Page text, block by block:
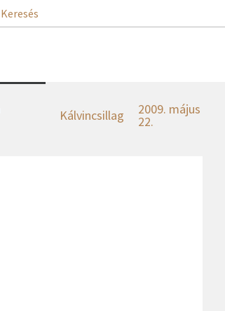
Keresés
Kálvincsillag 2009. május
22.